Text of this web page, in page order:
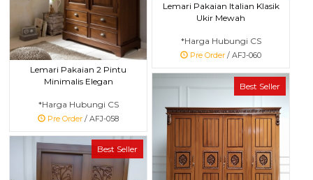
Lemari Pakaian Italian Klasik
Ukir Mewah
*Harga Hubungi CS
Pre Order / AFJ-060
Lemari Pakaian 2 Pintu
Minimalis Elegan
*Harga Hubungi CS
Pre Order / AFJ-058
Best Seller
Best Seller